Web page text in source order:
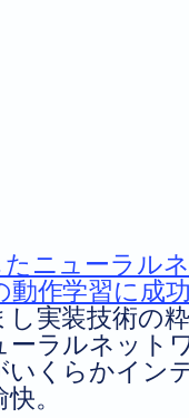
ニューラル
動作学習に成
実装技術の
ラルネット
いくらかイン
。